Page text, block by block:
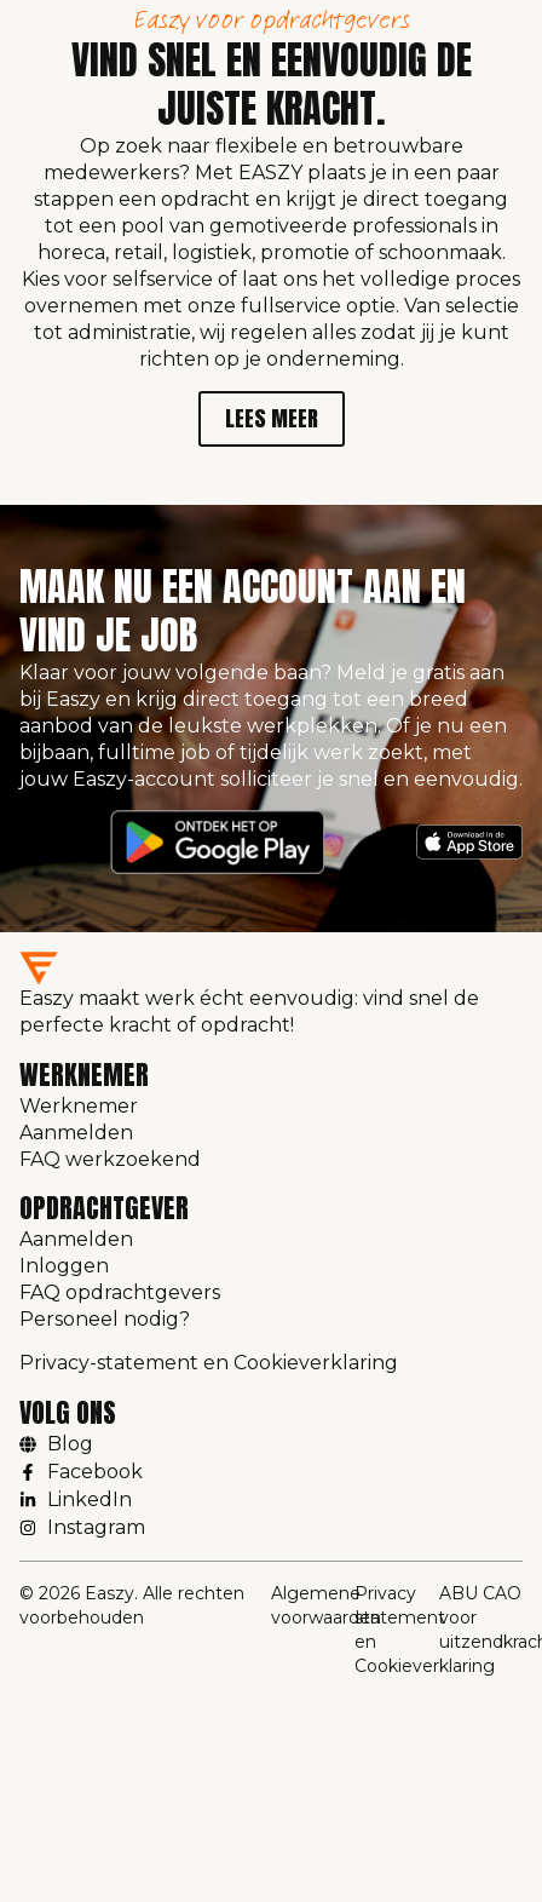
Easzy voor opdrachtgevers
VIND SNEL EN EENVOUDIG DE
JUISTE KRACHT.
Op zoek naar flexibele en betrouwbare
medewerkers? Met EASZY plaats je in een paar
stappen een opdracht en krijgt je direct toegang
tot een pool van gemotiveerde professionals in
horeca, retail, logistiek, promotie of schoonmaak.
Kies voor selfservice of laat ons het volledige proces
overnemen met onze fullservice optie. Van selectie
tot administratie, wij regelen alles zodat jij je kunt
richten op je onderneming.
LEES MEER
MAAK NU EEN ACCOUNT AAN EN
VIND JE JOB
Klaar voor jouw volgende baan? Meld je gratis aan
bij Easzy en krijg direct toegang tot een breed
aanbod van de leukste werkplekken. Of je nu een
bijbaan, fulltime job of tijdelijk werk zoekt, met
jouw Easzy-account solliciteer je snel en eenvoudig.
Easzy maakt werk écht eenvoudig: vind snel de
perfecte kracht of opdracht!
WERKNEMER
Werknemer
Aanmelden
FAQ werkzoekend
OPDRACHTGEVER
Aanmelden
Inloggen
FAQ opdrachtgevers
Personeel nodig?
Privacy-statement en Cookieverklaring
VOLG ONS
Blog
Facebook
LinkedIn
Instagram
© 2026 Easzy. Alle rechten
voorbehouden
Algemene
voorwaarden
Privacy
statement
en
Cookieverklaring
ABU CAO
voor